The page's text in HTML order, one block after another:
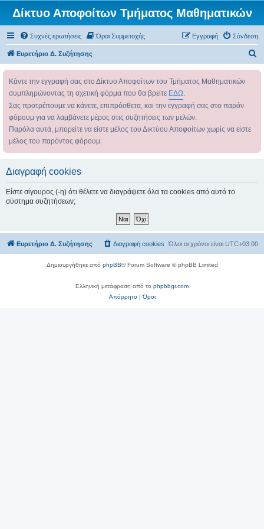
Δίκτυο Αποφοίτων Τμήματος Μαθηματικών
Συχνές ερωτήσεις Όροι Συμμετοχής Σύνδεση
Εγγραφή
Ευρετήριο Δ. Συζήτησης
σ
Κάντε την εγγραφή σας στο Δίκτυο Αποφοίτων του Τμήματος Μαθηματικών
συμπληρώνοντας τη σχετική φόρμα που θα βρείτε ΕΔΩ.
Σας προτρέπουμε να κάνετε, επιπρόσθετα, και την εγγραφή σας στο παρόν
φόρουμ για να λαμβάνετε μέρος στις συζητήσεις των μελών.
Παρόλα αυτά, μπορείτε να είστε μέλος του Δικτύου Αποφοίτων χωρίς να είστε
μέλος του παρόντος φόρουμ.
Διαγραφή cookies
Είστε σίγουρος (-η) ότι θέλετε να διαγράψετε όλα τα cookies από αυτό το
σύστημα συζητήσεων;
Ευρετήριο Δ. Συζήτησης Όλοι οι χρόνοι είναι UTC+03:00
Διαγραφή cookies
Δημιουργήθηκε από phpBB® Forum Software © phpBB Limited
Ελληνική μετάφραση από το phpbbgr.com
Απόρρητο|Όροι